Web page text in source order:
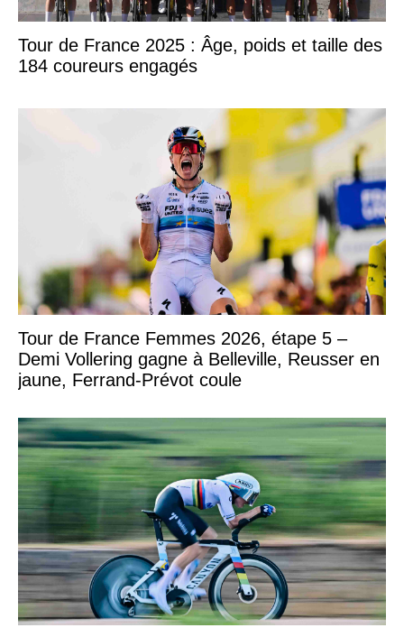
Tour de France 2025 : Âge, poids et taille des
184 coureurs engagés
Tour de France Femmes 2026, étape 5 –
Demi Vollering gagne à Belleville, Reusser en
jaune, Ferrand-Prévot coule